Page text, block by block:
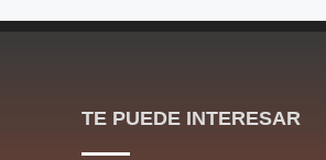
TE PUEDE INTERESAR